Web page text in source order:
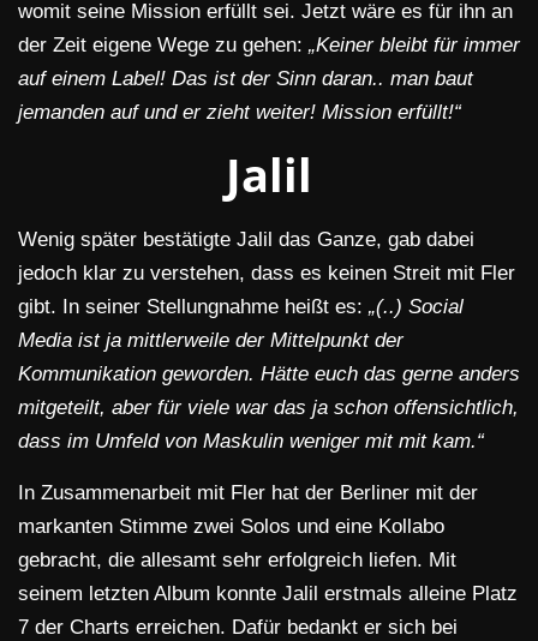
womit seine Mission erfüllt sei. Jetzt wäre es für ihn an
der Zeit eigene Wege zu gehen: „Keiner bleibt für immer
auf einem Label! Das ist der Sinn daran.. man baut
jemanden auf und er zieht weiter! Mission erfüllt!“
Jalil
Wenig später bestätigte Jalil das Ganze, gab dabei
jedoch klar zu verstehen, dass es keinen Streit mit Fler
gibt. In seiner Stellungnahme heißt es: „(..) Social
Media ist ja mittlerweile der Mittelpunkt der
Kommunikation geworden. Hätte euch das gerne anders
mitgeteilt, aber für viele war das ja schon offensichtlich,
dass im Umfeld von Maskulin weniger mit mit kam.“
In Zusammenarbeit mit Fler hat der Berliner mit der
markanten Stimme zwei Solos und eine Kollabo
gebracht, die allesamt sehr erfolgreich liefen. Mit
seinem letzten Album konnte Jalil erstmals alleine Platz
7 der Charts erreichen. Dafür bedankt er sich bei